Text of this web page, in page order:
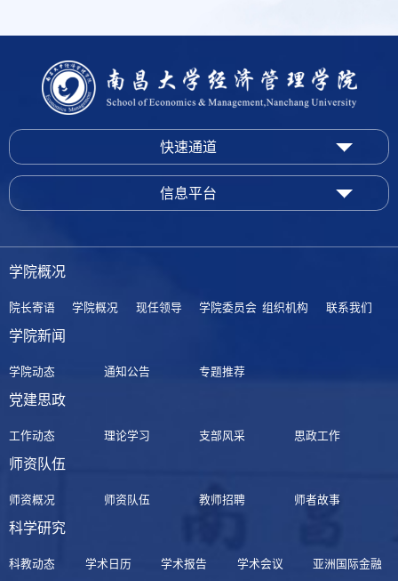
快速通道
信息平台
学院概况
院长寄语 学院概况 现任领导 学院委员会 组织机构 联系我们
学院新闻
学院动态 通知公告 专题推荐
党建思政
工作动态 理论学习 支部风采 思政工作
师资队伍
师资概况 师资队伍 教师招聘 师者故事
科学研究
科教动态 学术日历 学术报告 学术会议 亚洲国际金融